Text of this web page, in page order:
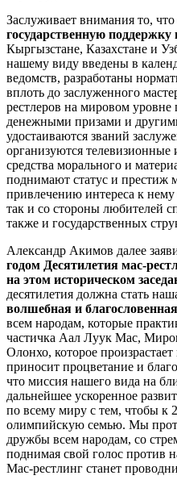
Заслуживает внимания то, что
государственную
Кыргызстане, Казахстане и
нашему виду введены в
ведомств, разработаны
вплоть до заслуженного
рестлеров на мировом
денежными призами и
удостаиваются званий
организуются
средства морального и
поднимают статус и престиж
привлечению интереса к
так и со стороны любителей
также и государственных
Александр Акимов далее
годом Десятилетия мас-
на этом историческом
десятилетия должна стать
волшебная и благословенная
всем народам, которые
частичка Аал Луук Мас,
Олонхо, которое
приносит процветание и
что миссия нашего вида на
дальнейшее ускоренное
по всему миру с тем, чтобы к
олимпийскую семью. Мы
дружбы всем народам, со
поднимая свой голос против
Мас-рестлинг станет